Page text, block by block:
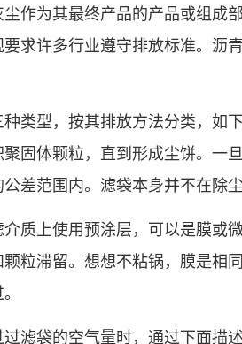
为其最终产品的产品或组成
求许多行业遵守排放标准。沥
型，按其排放方法分类，如
固体颗粒，直到形成尘饼。一
差范围内。滤袋本身并不在除
上使用预涂层，可以是膜或
粒滞留。想想不粘锅，膜是相
袋的空气量时，通过下面描